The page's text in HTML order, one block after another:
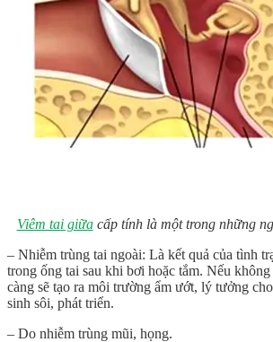
Viêm tai giữacấp tính là một trong những
– Nhiễm trùng tai ngoài: Là kết quả của tình
trong ống tai sau khi bơi hoặc tắm. Nếu
càng sẽ tạo ra môi trường ẩm ướt, lý tưởng
sinh sôi, phát triển.
– Do nhiễm trùng mũi, họng.